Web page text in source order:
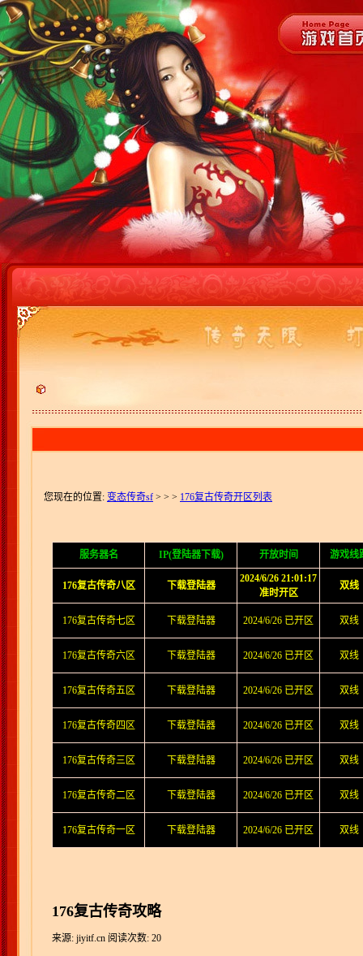
您现在的位置: 变态传奇sf > > > 176复古传奇开区列表
服务器名 IP(登陆器下载) 开放时间 游戏线
176复古传奇八区 下载登陆器
2024/6/26 21:01:17
准时开区
双线
176复古传奇七区 下载登陆器 2024/6/26 已开区 双线
176复古传奇六区 下载登陆器 2024/6/26 已开区 双线
176复古传奇五区 下载登陆器 2024/6/26 已开区 双线
176复古传奇四区 下载登陆器 2024/6/26 已开区 双线
176复古传奇三区 下载登陆器 2024/6/26 已开区 双线
176复古传奇二区 下载登陆器 2024/6/26 已开区 双线
176复古传奇一区 下载登陆器 2024/6/26 已开区 双线
176复古传奇攻略
来源: jiyitf.cn 阅读次数: 20